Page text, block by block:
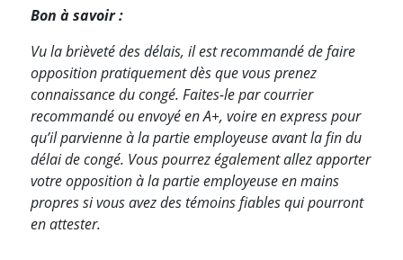
Bon à savoir :
Vu la brièveté des délais, il est recommandé de faire
opposition pratiquement dès que vous prenez
connaissance du congé. Faites-le par courrier
recommandé ou envoyé en A+, voire en express pour
qu’il parvienne à la partie employeuse avant la fin du
délai de congé. Vous pourrez également allez apporter
votre opposition à la partie employeuse en mains
propres si vous avez des témoins fiables qui pourront
en attester.